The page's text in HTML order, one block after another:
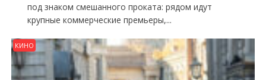
под знаком смешанного проката: рядом идут
крупные коммерческие премьеры,...
КИНО